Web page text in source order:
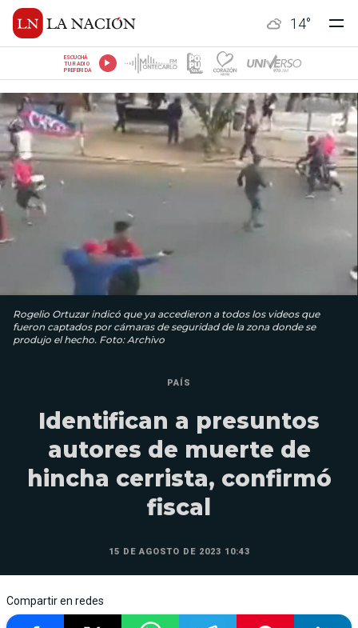
14°
ESCUCHÁ
TU RADIO
PREFERIDA
Rogelio Ortuzar indicó que ya accedieron a todos los videos que
fueron captados por cámaras de seguridad de la zona donde se
produjo el hecho. Foto: Archivo
PAÍS
Identifican a presuntos
autores de muerte de
hincha cerrista, confirmó
fiscal
15 DE AGOSTO DE 2023 10:43
Compartir en redes